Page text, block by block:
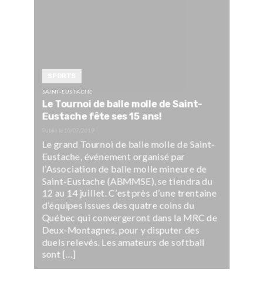
SAINT-EUSTACHE
Le Tournoi de balle molle de Saint-
Eustache fête ses 15 ans!
Le grand Tournoi de balle molle de Saint-
Eustache, événement organisé par
l’Association de balle molle mineure de
Saint-Eustache (ABMMSE), se tiendra du
12 au 14 juillet. C’est près d’une trentaine
d’équipes issues des quatre coins du
Québec qui convergeront dans la MRC de
Deux-Montagnes, pour y disputer des
duels relevés. Les amateurs de softball
sont […]